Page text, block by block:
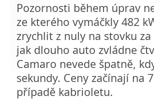
Pozornosti během úprav
ze kterého vymáčkly 482
zrychlit z nuly na stovku za
jak dlouho auto zvládne
Camaro nevede špatně,
sekundy. Ceny začínají na
případě kabrioletu.